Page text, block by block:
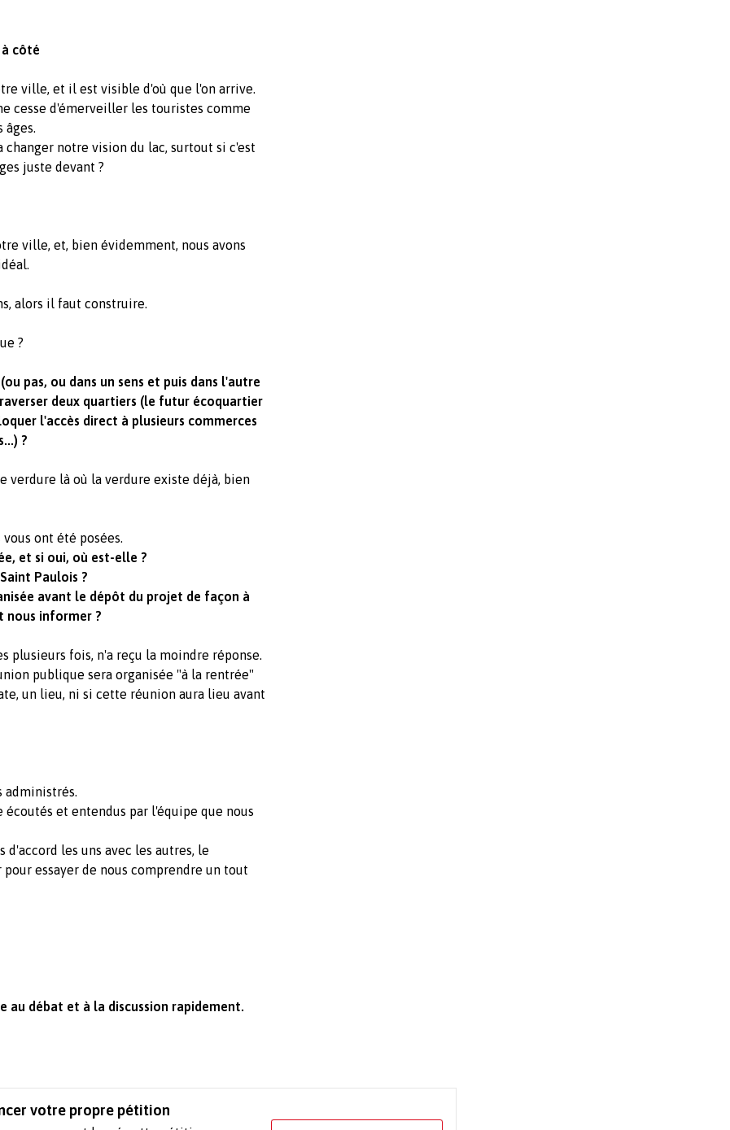
à côté
ville, et il est visible d'où que l'on arrive.
cesse d'émerveiller les touristes comme
âges.
notre vision du lac, surtout si c'est
juste devant ?
ville, et, bien évidemment, nous avons
alors il faut construire.
?
pas, ou dans un sens et puis dans l'autre
deux quartiers (le futur écoquartier
l'accès direct à plusieurs commerces
?
verdure là où la verdure existe déjà, bien
ont été posées.
et si oui, où est-elle ?
Paulois ?
avant le dépôt du projet de façon à
nous informer ?
plusieurs fois, n'a reçu la moindre réponse.
publique sera organisée "à la rentrée"
un lieu, ni si cette réunion aura lieu avant
administrés.
écoutés et entendus par l'équipe que nous
d'accord les uns avec les autres, le
essayer de nous comprendre un tout
au débat et à la discussion rapidement.
votre propre pétition